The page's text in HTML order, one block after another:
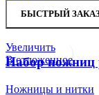
БЫСТРЫЙ
Увеличить
В отложенное
Набор ножниц
Ножницы и нитки